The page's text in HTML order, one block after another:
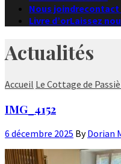
Nous joindrecontact
Livre d’orLaissez
Actualités
Accueil Le Cottage de
IMG_4152
6 décembre 2025 ByDorian